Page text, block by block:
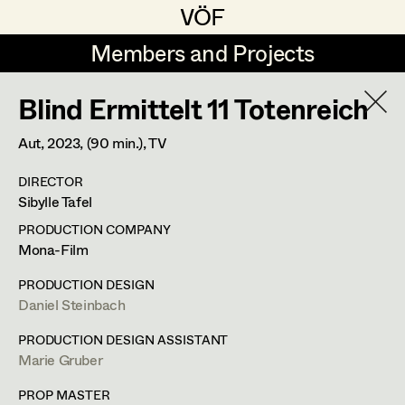
VÖF
VÖF
Members and Projects
Members and Projects
DE EN HOME
Art Department
Costume Department
Retired Members
Honorary Members
Costume Supervisor
Assistant Costume Designer
Costume Coordinator
Set Costumer Supervisor
Veronika Albert
Marlene Auer-Pleyl
Maria-Theresia Bartl
Christoph Birkner
Zizi Bohrer-Lehner
Blind Ermittelt 11 Totenreich
Aut,2023, (90 min.), TV
DIRECTOR
Sibylle Tafel
PRODUCTION COMPANY
Mona-Film
PRODUCTION DESIGN
Daniel Steinbach
PRODUCTION DESIGN ASSISTANT
Marie Gruber
PROP MASTER